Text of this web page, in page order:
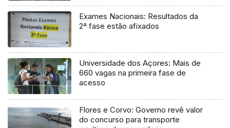
Exames Nacionais: Resultados da
2ª fase estão afixados
Universidade dos Açores: Mais de
660 vagas na primeira fase de
acesso
Flores e Corvo: Governo revê valor
do concurso para transporte